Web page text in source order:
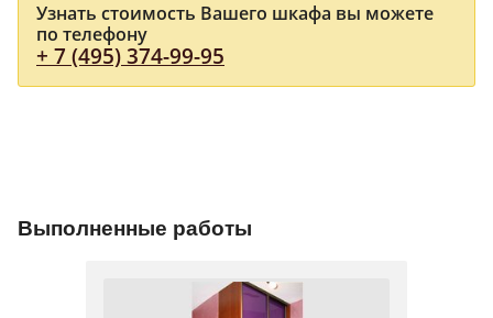
Узнать стоимость Вашего шкафа вы можете
по телефону
+ 7 (495) 374-99-95
Выполненные работы